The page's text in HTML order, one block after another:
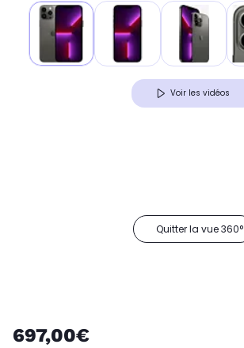
Voir les vidéos
Quitter la vue 360°
697,00€